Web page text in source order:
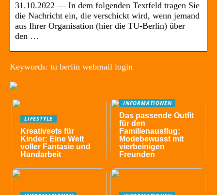
31.10.2022 — In dem folgenden Textfeld tragen Sie
die Nachricht ein, die verschickt wird, wenn jemand
aus Ihrer Organisation (hier die TU-Berlin) über
den …
Keywords: tu berlin webmail login
LIFESTYLE
Kreativsets für
Kinder: Eine Welt
voller Fantasie und
Handarbeit
INFORMATIONEN
Das passende Outfit
für den
Familienausflug:
Modebewusst mit
vierbeinigen
Freunden